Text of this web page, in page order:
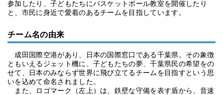
参加したり、子どもたちにバスケットボール教室を開催したり
と、市民に身近で愛着のあるチームを目指しています。
チーム名の由来
成田国際空港があり、日本の国際窓口である千葉県。その象徴
ともいえるジェット機に、子どもたちの夢、千葉県民の希望をの
せて、日本のみならず世界に飛び立てるチームを目指すという思
いを込めて命名されました。
また、ロゴマーク（左上）は、鉄壁な守備を表す盾から、音速